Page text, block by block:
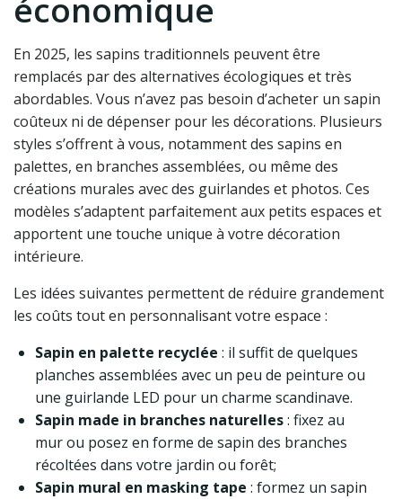
économique
En 2025, les sapins traditionnels peuvent être
remplacés par des alternatives écologiques et très
abordables. Vous n’avez pas besoin d’acheter un sapin
coûteux ni de dépenser pour les décorations. Plusieurs
styles s’offrent à vous, notamment des sapins en
palettes, en branches assemblées, ou même des
créations murales avec des guirlandes et photos. Ces
modèles s’adaptent parfaitement aux petits espaces et
apportent une touche unique à votre décoration
intérieure.
Les idées suivantes permettent de réduire grandement
les coûts tout en personnalisant votre espace :
Sapin en palette recyclée : il suffit de quelques
planches assemblées avec un peu de peinture ou
une guirlande LED pour un charme scandinave.
Sapin made in branches naturelles: fixez au
mur ou posez en forme de sapin des branches
récoltées dans votre jardin ou forêt;
Sapin mural en masking tape : formez un sapin